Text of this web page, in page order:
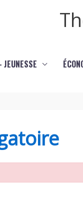
JEUNESSE